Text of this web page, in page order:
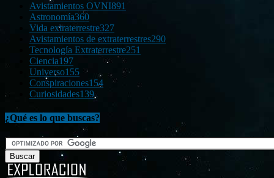
Avistamientos OVNI891
Astronomía360
Vida extraterrestre327
Avistamientos de extraterrestres290
Tecnología Extraterrestre251
Ciencia197
Universo155
Conspiraciones154
Curiosidades139
¿Qué es lo que buscas?